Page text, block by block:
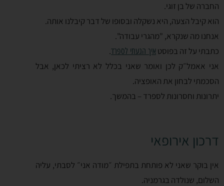
החברה של בן זוגי.
הוא קיבל הצעה, היא נשקלה ובסופו של דבר קיבלנו אותה.
אנחנו מה שנקרא, "מהגרי עבודה".
כתבתי על זה בפוסט איך הגעתי לספרד.
אני אאמל״ק לכן ואומר שאני בכלל לא רציתי לכאן, אבל
הסכמתי לבחון את האופציה.
יתרונות וחסרונות לספרד – בהמשך.
דרכון אירופאי
אין בוקר שאני לא פותחת בתפילת ״מודה אני״ לסבתי, עליה
השלום, שנולדה בגרמניה.